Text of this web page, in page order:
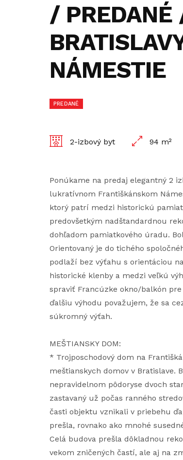
/ PREDANÉ
NÁMESTIE
PREDANÉ
2-izbový byt 94 m²
Ponúkame na predaj elegantný 2
lukratívnom Františkánskom
ktorý patrí medzi historickú
predovšetkým nadštandardnou
dohľadom pamiatkového úradu.
Orientovaný je do tichého
podlaží bez výťahu s orientáciou
historické klenby a medzi veľkú
spraviť Francúzke okno/balkón
ďalšiu výhodu považujem, že sa
súkromný výťah.
MEŠTIANSKY DOM:
* Trojposchodový dom na
meštianskych domov v Bratislave.
nepravidelnom pôdoryse dvoch
zastavaný už počas ranného
časti objektu vznikali v priebehu
prešla, rovnako ako mnohé
Celá budova prešla dôkladnou
vekom zničených častí, ale aj na